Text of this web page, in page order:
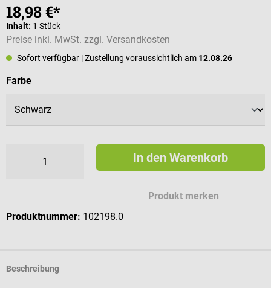
18,98 €*
Inhalt: 1 Stück
Preise inkl. MwSt. zzgl. Versandkosten
Sofort verfügbar | Zustellung voraussichtlich am 12.08.26
Farbeauswählen
In den Warenkorb
Produkt merken
Produktnummer: 102198.0
Beschreibung